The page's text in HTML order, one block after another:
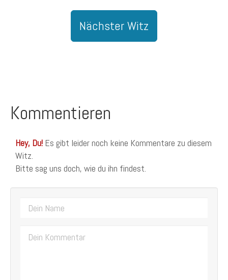
Nächster Witz
Kommentieren
Hey, Du! Es gibt leider noch keine Kommentare zu diesem
Witz.
Bitte sag uns doch, wie du ihn findest.